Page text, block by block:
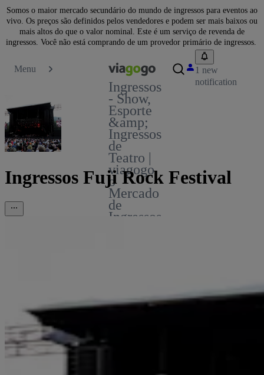
Somos o maior mercado secundário do mundo de ingressos para eventos ao
vivo. Os preços são definidos pelos vendedores e podem ser mais baixos ou
mais altos do que o valor nominal. Este é um serviço de revenda de
ingressos. Você não está comprando de um provedor primário de ingressos.
Menu
Ingressos
- Show,
Esporte
&amp;
Ingressos
de
Teatro |
viagogo
o
Mercado
de
Ingressos
1 new
notification
Ingressos Fuji Rock Festival